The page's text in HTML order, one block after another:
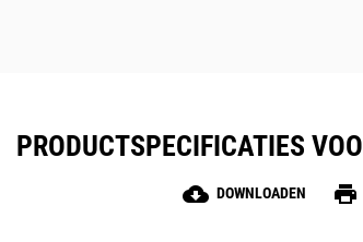
PRODUCTSPECIFICATIES
cloud_download DOWNLOADEN print